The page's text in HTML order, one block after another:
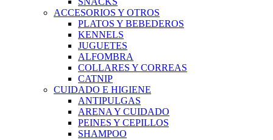
ACCESORIOS Y OTROS
PLATOS Y BEBEDEROS
KENNELS
JUGUETES
ALFOMBRA
COLLARES Y CORREAS
CATNIP
CUIDADO E HIGIENE
ANTIPULGAS
ARENA Y CUIDADO
PEINES Y CEPILLOS
SHAMPOO